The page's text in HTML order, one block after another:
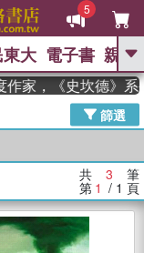
5
GO
高希均教授回憶錄
、 父親節 、 如果歷
方念華 、 台灣的李
學女孩：黎曼猜想 、
大 電子書 親子
家，《史坎德》系
篩選
共 3 筆
第 1 / 1 頁